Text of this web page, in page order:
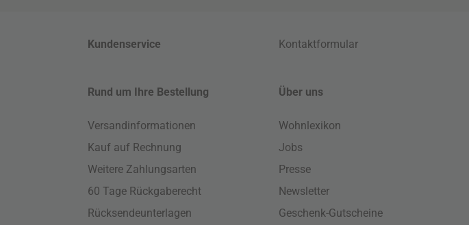
Kundenservice Kontaktformular
Rund um Ihre Bestellung
Versandinformationen
Kauf auf Rechnung
Weitere Zahlungsarten
60 Tage Rückgaberecht
Rücksendeunterlagen
Über uns
Wohnlexikon
Jobs
Presse
Newsletter
Geschenk-Gutscheine